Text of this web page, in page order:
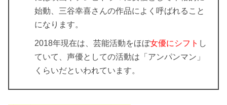
始動、 三谷幸喜さんの作品によく呼ばれること
になります。
2018年現在は、芸能活動をほぼ女優にシフト し
ていて、声優としての活動は「アンパンマン」
くらいだといわれています。